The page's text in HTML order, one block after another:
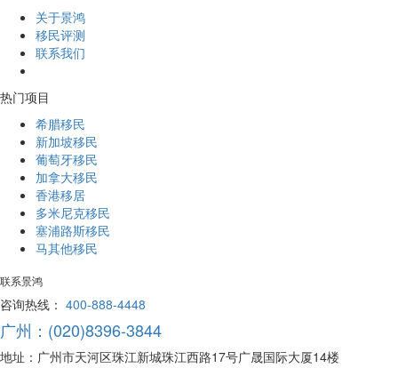
关于景鸿
移民评测
联系我们
热门项目
希腊移民
新加坡移民
葡萄牙移民
加拿大移民
香港移居
多米尼克移民
塞浦路斯移民
马其他移民
联系景鸿
咨询热线： 400-888-4448
广州：(020)8396-3844
地址：广州市天河区珠江新城珠江西路17号广晟国际大厦14楼